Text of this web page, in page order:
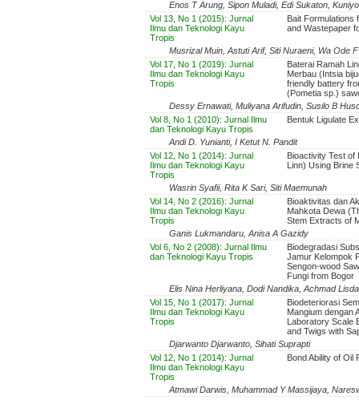
Enos T Arung, Sipon Muladi, Edi Sukaton,
Vol 13, No 1 (2015): Jurnal
Ilmu dan Teknologi Kayu
Tropis
Bait Formulations
and Wastepaper
Musrizal Muin, Astuti Arif, Siti Nuraeni, Wa Ode
Vol 17, No 1 (2019): Jurnal
Ilmu dan Teknologi Kayu
Tropis
Baterai Ramah
Merbau (Intsia
friendly battery
(Pometia sp.)
Dessy Ernawati, Muliyana Arifudin, Susilo B
Vol 8, No 1 (2010): Jurnal Ilmu
dan Teknologi Kayu Tropis
Bentuk Ligulate
Andi D. Yunianti, I Ketut N. Pandit
Vol 12, No 1 (2014): Jurnal
Ilmu dan Teknologi Kayu
Tropis
Bioactivity Test
Linn) Using Brine
Wasrin Syafii, Rita K Sari, Siti Maemunah
Vol 14, No 2 (2016): Jurnal
Ilmu dan Teknologi Kayu
Tropis
Bioaktivitas dan
Mahkota Dewa
Stem Extracts of
Ganis Lukmandaru, Anisa A Gazidy
Vol 6, No 2 (2008): Jurnal Ilmu
dan Teknologi Kayu Tropis
Biodegradasi
Jamur Kelompok
Sengon-wood
Fungi from Bogor
Elis Nina Herliyana, Dodi Nandika, Achmad
Vol 15, No 1 (2017): Jurnal
Ilmu dan Teknologi Kayu
Tropis
Biodeteriorasi
Mangium dengan
Laboratory Scale
and Twigs with
Djarwanto Djarwanto, Sihati Suprapti
Vol 12, No 1 (2014): Jurnal
Ilmu dan Teknologi Kayu
Tropis
Bond Ability of Oil
Atmawi Darwis, Muhammad Y Massijaya,